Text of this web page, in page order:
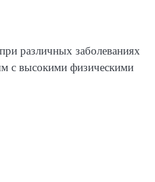
различных заболеваниях
с высокими физическими